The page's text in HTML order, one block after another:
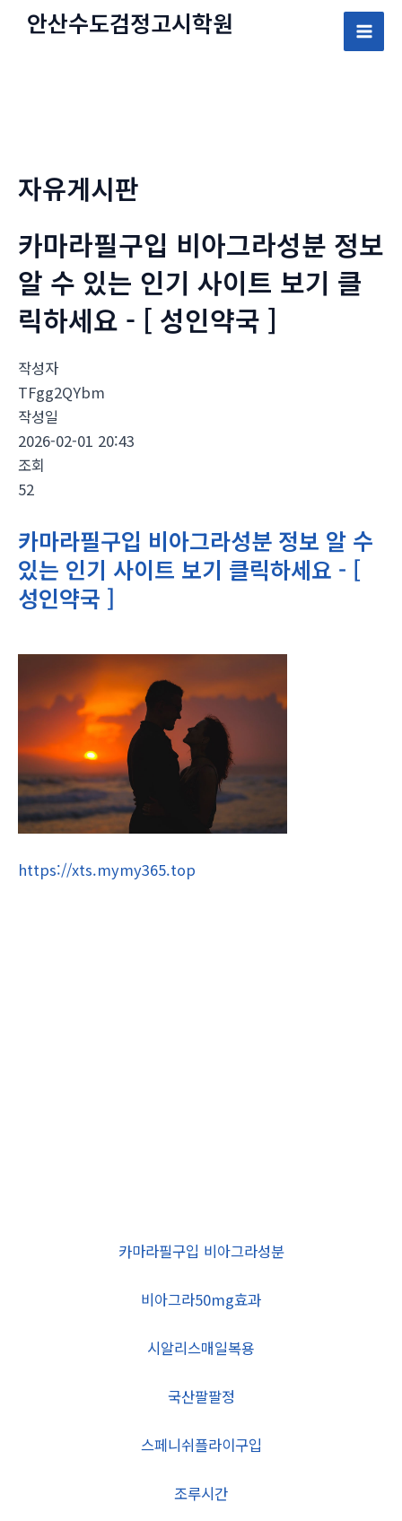
안산수도검정고시학원
Main
자유게시판
카마라필구입 비아그라성분 정보
알 수 있는 인기 사이트 보기 클
릭하세요 - [ 성인약국 ]
작성자
TFgg2QYbm
작성일
2026-02-01 20:43
조회
52
카마라필구입 비아그라성분 정보 알 수
있는 인기 사이트 보기 클릭하세요 - [
성인약국 ]
https://xts.mymy365.top
카마라필구입 비아그라성분
비아그라50mg효과
시알리스매일복용
국산팔팔정
스페니쉬플라이구입
조루시간